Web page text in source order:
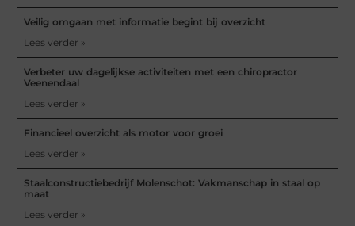
Veilig omgaan met informatie begint bij overzicht
Lees verder »
Verbeter uw dagelijkse activiteiten met een chiropractor
Veenendaal
Lees verder »
Financieel overzicht als motor voor groei
Lees verder »
Staalconstructiebedrijf Molenschot: Vakmanschap in staal op
maat
Lees verder »